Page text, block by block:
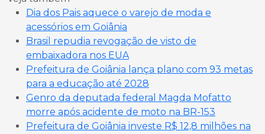
Dia dos Pais aquece o varejo de moda e
acessórios em Goiânia
Brasil repudia revogação de visto de
embaixadora nos EUA
Prefeitura de Goiânia lança plano com 93 metas
para a educação até 2028
Genro da deputada federal Magda Mofatto
morre após acidente de moto na BR-153
Prefeitura de Goiânia investe R$ 12,8 milhões na